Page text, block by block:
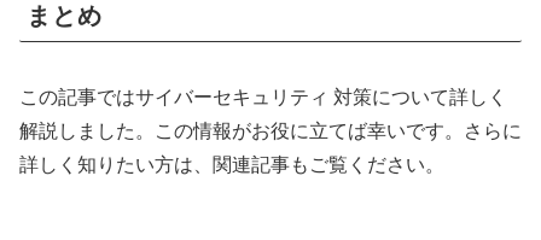
まとめ
この記事ではサイバーセキュリティ 対策について詳しく
解説しました。この情報がお役に立てば幸いです。さらに
詳しく知りたい方は、関連記事もご覧ください。